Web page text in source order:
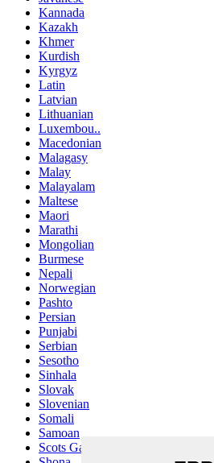
Kannada
Kazakh
Khmer
Kurdish
Kyrgyz
Latin
Latvian
Lithuanian
Luxembou..
Macedonian
Malagasy
Malay
Malayalam
Maltese
Maori
Marathi
Mongolian
Burmese
Nepali
Norwegian
Pashto
Persian
Punjabi
Serbian
Sesotho
Sinhala
Slovak
Slovenian
Somali
Samoan
Scots Gaelic